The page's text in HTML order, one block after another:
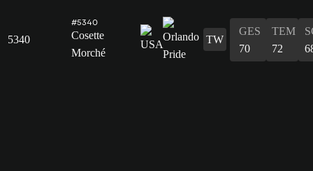
5340
#5340
Cosette
Morché
TW
GES
70
TEM
72